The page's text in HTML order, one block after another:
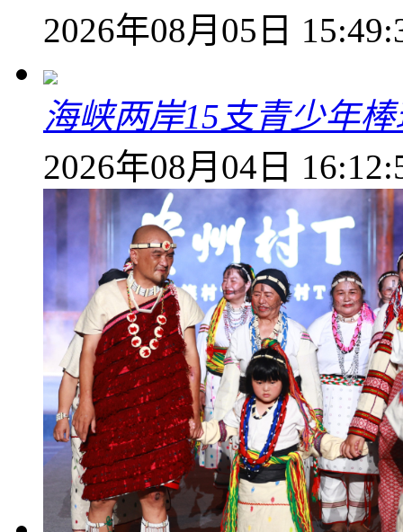
2026年08月05日
海峡两岸15支青少年
2026年08月04日